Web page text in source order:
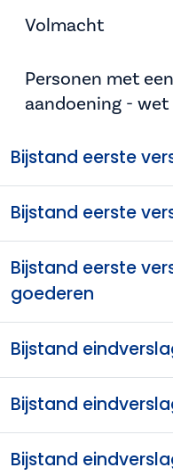
Volmacht
Personen met
aandoening -
Bijstand eerste
Bijstand eerste
Bijstand eerste
goederen
Bijstand
Bijstand
Bijstand